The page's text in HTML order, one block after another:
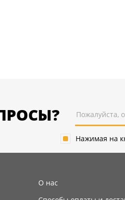
Нажимая на
О нас